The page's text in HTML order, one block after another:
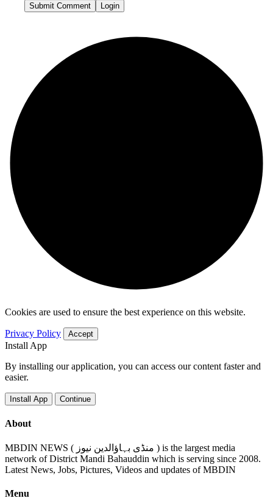
Submit Comment Login
Cookies are used to ensure the best experience on this website.
Privacy Policy Accept
Install App
By installing our application, you can access our content faster and
easier.
Install App Continue
About
MBDIN NEWS ( منڈی بہاؤالدین نیوز ) is the largest media
network of District Mandi Bahauddin which is serving since 2008.
Latest News, Jobs, Pictures, Videos and updates of MBDIN
Menu